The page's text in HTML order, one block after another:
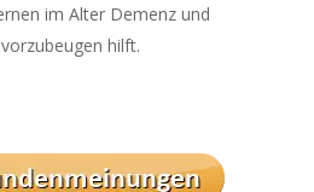
im Alter Demenz und
hilft.